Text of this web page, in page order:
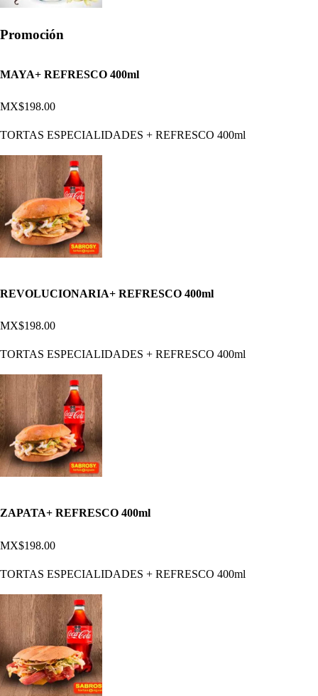
Promoción
MAYA+ REFRESCO 400ml
MX$198.00
TORTAS ESPECIALIDADES + REFRESCO 400ml
REVOLUCIONARIA+ REFRESCO 400ml
MX$198.00
TORTAS ESPECIALIDADES + REFRESCO 400ml
ZAPATA+ REFRESCO 400ml
MX$198.00
TORTAS ESPECIALIDADES + REFRESCO 400ml